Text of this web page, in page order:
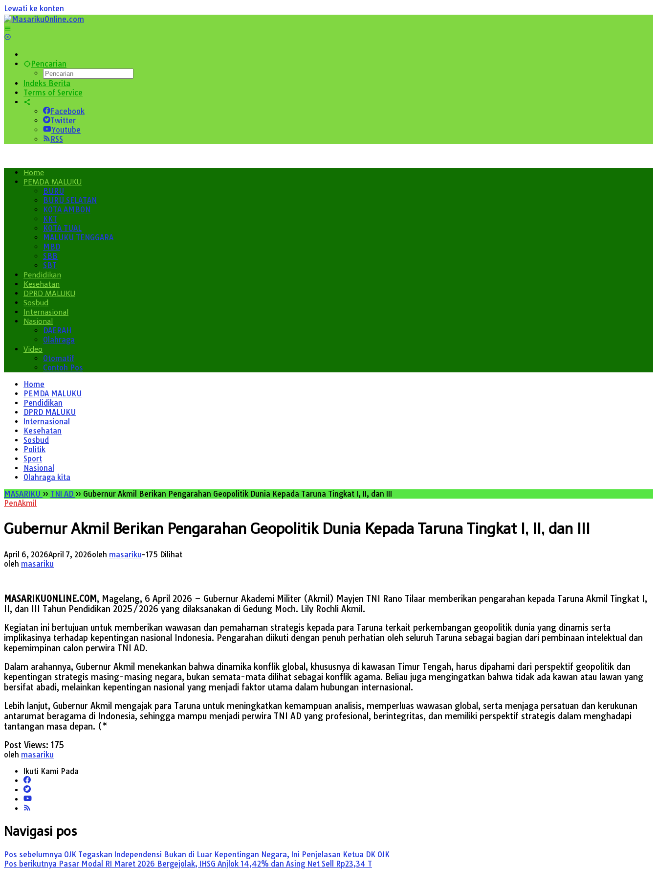
Lewati ke konten
Pencarian
Indeks Berita
Terms of Service
Facebook
Twitter
Youtube
RSS
Home
PEMDA MALUKU
BURU
BURU SELATAN
KOTA AMBON
KKT
KOTA TUAL
MALUKU TENGGARA
MBD
SBB
SBT
Pendidikan
Kesehatan
DPRD MALUKU
Sosbud
Internasional
Nasional
DAERAH
Olahraga
Video
Otomatif
Contoh Pos
Home
PEMDA MALUKU
Pendidikan
DPRD MALUKU
Internasional
Kesehatan
Sosbud
Politik
Sport
Nasional
Olahraga kita
MASARIKU » TNI AD » Gubernur Akmil Berikan Pengarahan Geopolitik Dunia Kepada Taruna Tingkat I, II, dan III
PenAkmil
Gubernur Akmil Berikan Pengarahan Geopolitik Dunia Kepada Taruna Tingkat I, II, dan III
April 6, 2026April 7, 2026oleh masariku-175 Dilihat
oleh masariku
MASARIKUONLINE.COM, Magelang, 6 April 2026 – Gubernur Akademi Militer (Akmil) Mayjen TNI Rano Tilaar memberikan pengarahan kepada Taruna Akmil Tingkat I,
II, dan III Tahun Pendidikan 2025/2026 yang dilaksanakan di Gedung Moch. Lily Rochli Akmil.
Kegiatan ini bertujuan untuk memberikan wawasan dan pemahaman strategis kepada para Taruna terkait perkembangan geopolitik dunia yang dinamis serta
implikasinya terhadap kepentingan nasional Indonesia. Pengarahan diikuti dengan penuh perhatian oleh seluruh Taruna sebagai bagian dari pembinaan intelektual dan
kepemimpinan calon perwira TNI AD.
Dalam arahannya, Gubernur Akmil menekankan bahwa dinamika konflik global, khususnya di kawasan Timur Tengah, harus dipahami dari perspektif geopolitik dan
kepentingan strategis masing-masing negara, bukan semata-mata dilihat sebagai konflik agama. Beliau juga mengingatkan bahwa tidak ada kawan atau lawan yang
bersifat abadi, melainkan kepentingan nasional yang menjadi faktor utama dalam hubungan internasional.
Lebih lanjut, Gubernur Akmil mengajak para Taruna untuk meningkatkan kemampuan analisis, memperluas wawasan global, serta menjaga persatuan dan kerukunan
antarumat beragama di Indonesia, sehingga mampu menjadi perwira TNI AD yang profesional, berintegritas, dan memiliki perspektif strategis dalam menghadapi
tantangan masa depan. (*
Post Views: 175
oleh masariku
Ikuti Kami Pada
Navigasi pos
Pos sebelumnya OJK Tegaskan Independensi Bukan di Luar Kepentingan Negara, Ini Penjelasan Ketua DK OJK
Pos berikutnya Pasar Modal RI Maret 2026 Bergejolak, IHSG Anjlok 14,42% dan Asing Net Sell Rp23,34 T